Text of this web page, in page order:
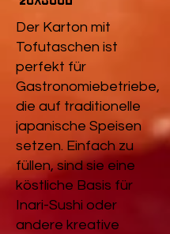
Der Karton mit
Tofutaschen ist
perfekt für
Gastronomiebetriebe,
die auf traditionelle
japanische Speisen
setzen. Einfach zu
füllen, sind sie eine
köstliche Basis für
Inari-Sushi oder
andere kreative